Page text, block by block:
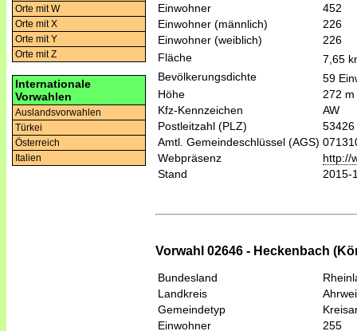
Orte mit W
Orte mit X
Orte mit Y
Orte mit Z
Internationale
Vorwahlen
Auslandsvorwahlen
Türkei
Österreich
Italien
Einwohner
452
Einwohner (männlich)
226
Einwohner (weiblich)
226
Fläche
7,65
Bevölkerungsdichte
59
Höhe
272
Kfz-Kennzeichen
AW
Postleitzahl (PLZ)
53426
Amtl. Gemeindeschlüssel (AGS)
Webpräsenz
http://
Stand
2015-
Vorwahl 02646 - Heckenbach
Bundesland
Landkreis
Gemeindetyp
Einwohner
255